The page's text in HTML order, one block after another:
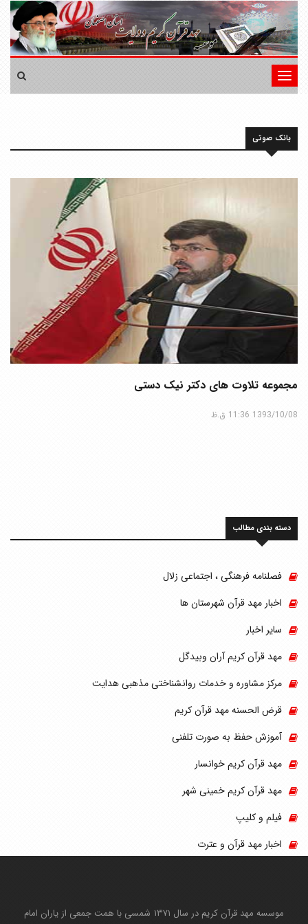
تغییر
وضعیت
بانک صوتی
مجموعه تلاوت های دکتر نیک دستی
1393/10/08 11:36 ق.ظ
دسته بندی مطالب
فصلنامه فرهنگی ، اجتماعی زلال
اخبار مهد قرآن شهرستان ها
سایر اخبار
مهد قرآن کریم آران وبیدگل
مرکز مشاوره و خدمات روانشناختی مذهبی هدایت
قرض الحسنه مهد قرآن کریم
آموزش حفظ به صورت تلفنی
مهد قرآن کریم خوانسار
مهد قرآن کریم خمینی شهر
فیلم و کلیپ
اخبار مهد قرآن و عترت
موسسه مهد قرآن کریم در سال ۱۳۷۱ شمسی با همت جمعی از یاران امام